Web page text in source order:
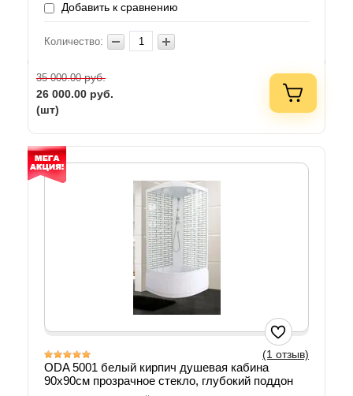
Добавить к сравнению
Количество:
35 000.00руб.
26 000.00 руб.
(шт)
(1 отзыв)
ODA 5001 белый кирпич душевая кабина
90х90см прозрачное стекло, глубокий поддон